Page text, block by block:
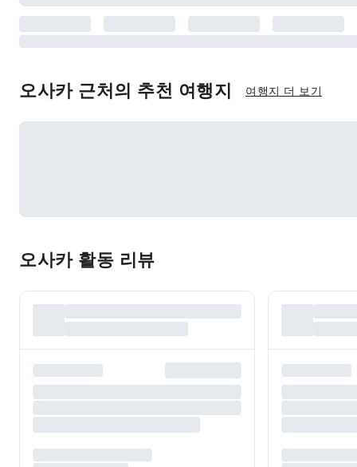
오사카 근처의 추천 여행지 여행지 더 보기
오사카 활동 리뷰